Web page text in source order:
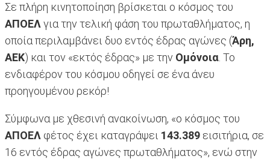
Σε πλήρη κινητοποίηση βρίσκεται ο κόσμος του
ΑΠΟΕΛγια την τελική φάση του πρωταθλήματος, η
οποία περιλαμβάνει δυο εντός έδρας αγώνες (Άρη,
ΑΕΚ) και τον «εκτός έδρας» με την Ομόνοια. Το
ενδιαφέρον του κόσμου οδηγεί σε ένα άνευ
προηγουμένου ρεκόρ!
Σύμφωνα με χθεσινή ανακοίνωση, «ο κόσμος του
ΑΠΟΕΛ φέτος έχει καταγράψει 143.389 εισιτήρια, σε
16 εντός έδρας αγώνες πρωταθλήματος», ενώ στην